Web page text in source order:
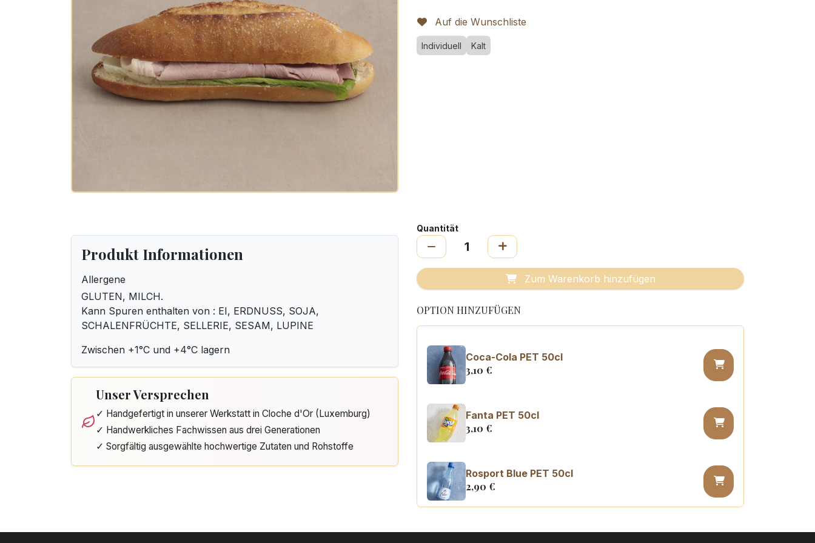
Auf die Wunschliste
Individuell Kalt
Produkt Informationen
Allergene
GLUTEN, MILCH.
Kann Spuren enthalten von : EI, ERDNUSS, SOJA,
SCHALENFRÜCHTE, SELLERIE, SESAM, LUPINE
Zwischen +1°C und +4°C lagern
Unser Versprechen
✓ Handgefertigt in unserer Werkstatt in Cloche d'Or (Luxemburg)
✓ Handwerkliches Fachwissen aus drei Generationen
✓ Sorgfältig ausgewählte hochwertige Zutaten und Rohstoffe
Quantität
Zum Warenkorb hinzufügen
OPTION HINZUFÜGEN
Coca-Cola PET 50cl
3,10 €
Fanta PET 50cl
3,10 €
Rosport Blue PET 50cl
2,90 €